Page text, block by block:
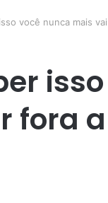
você nunca mais
fora